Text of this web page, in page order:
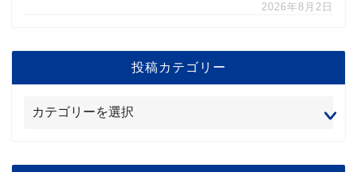
2026年8月2日
投稿カテゴリー